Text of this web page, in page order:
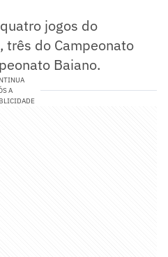
jogos do
três do Campeonato
Baiano.
A